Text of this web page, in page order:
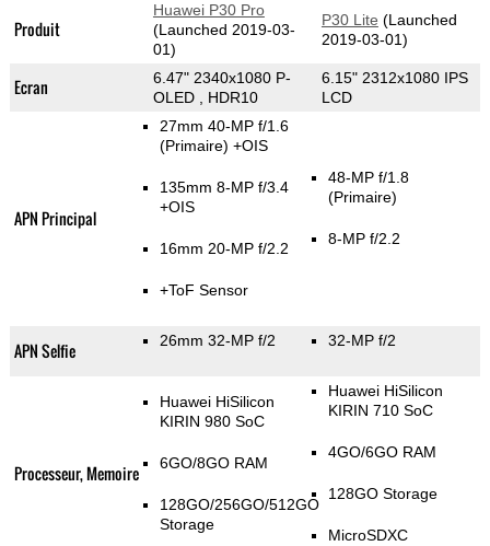
Produit
Huawei P30 Pro
(Launched 2019-03-
01)
P30 Lite (Launched
2019-03-01)
Ecran
6.47" 2340x1080 P-
OLED , HDR10
6.15" 2312x1080 IPS
LCD
APN Principal
27mm 40-MP f/1.6
(Primaire) +OIS
135mm 8-MP f/3.4
+OIS
16mm 20-MP f/2.2
+ToF Sensor
48-MP f/1.8
(Primaire)
8-MP f/2.2
APN Selfie 26mm 32-MP f/2 32-MP f/2
Processeur, Memoire
Huawei HiSilicon
KIRIN 980 SoC
6GO/8GO RAM
128GO/256GO/512GO
Storage
Huawei HiSilicon
KIRIN 710 SoC
4GO/6GO RAM
128GO Storage
MicroSDXC